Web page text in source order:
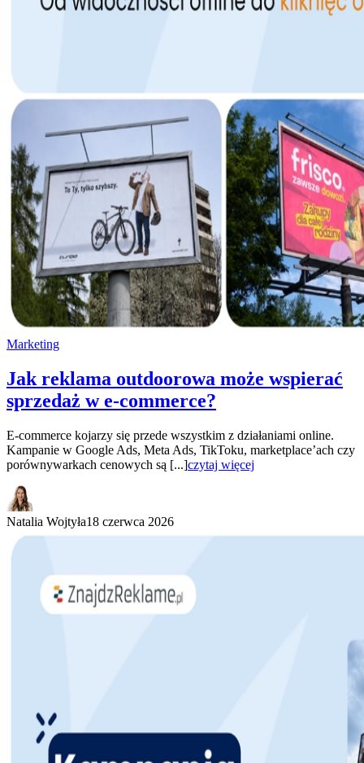
Marketing
Jak reklama outdoorowa może wspierać
sprzedaż w e-commerce?
E-commerce kojarzy się przede wszystkim z działaniami online.
Kampanie w Google Ads, Meta Ads, TikToku, marketplace’ach czy
porównywarkach cenowych są [...]czytaj więcej
Natalia Wojtyła18 czerwca 2026